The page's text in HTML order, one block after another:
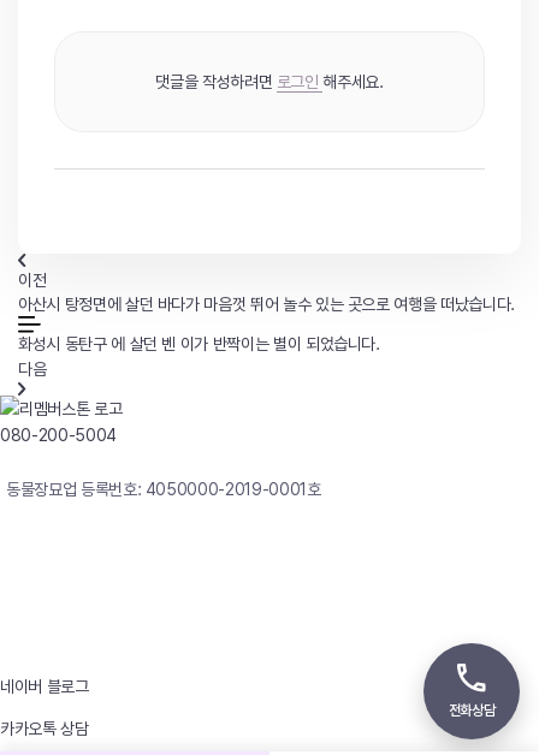
댓글을 작성하려면 로그인 해주세요.
이전
아산시 탕정면에 살던 바다가 마음껏 뛰어 놀수 있는 곳으로 여행을 떠났습니다.
화성시 동탄구 에 살던 벤 이가 반짝이는 별이 되었습니다.
다음
080-200-5004
동물장묘업 등록번호: 4050000-2019-0001호
네이버 블로그
카카오톡 상담
전화상담